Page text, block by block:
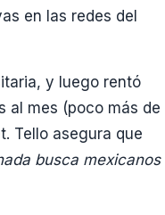
en las redes del
y luego rentó
al mes (poco más de
Tello asegura que
busca mexicanos